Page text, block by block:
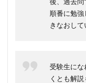
順番に勉
きなおして
受験生にな
くとも解